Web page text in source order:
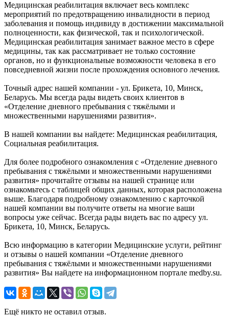
Медицинская реабилитация включает весь комплекс
мероприятий по предотвращению инвалидности в период
заболевания и помощь индивиду в достижении максимальной
полноценности, как физической, так и психологической.
Медицинская реабилитация занимает важное место в сфере
медицины, так как рассматривает не только состояние
органов, но и функциональные возможности человека в его
повседневной жизни после прохождения основного лечения.
Точный адрес нашей компании - ул. Брикета, 10, Минск,
Беларусь. Мы всегда рады видеть своих клиентов в
«Отделение дневного пребывания с тяжёлыми и
множественными нарушениями развития».
В нашей компании вы найдете: Медицинская реабилитация,
Социальная реабилитация.
Для более подробного ознакомления с «Отделение дневного
пребывания с тяжёлыми и множественными нарушениями
развития» прочитайте отзывы на нашей странице или
ознакомьтесь с таблицей общих данных, которая расположена
выше. Благодаря подробному ознакомлению с карточкой
нашей компании вы получите ответы на многие ваши
вопросы уже сейчас. Всегда рады видеть вас по адресу ул.
Брикета, 10, Минск, Беларусь.
Всю информацию в категории Медицинские услуги, рейтинг
и отзывы о нашей компании «Отделение дневного
пребывания с тяжёлыми и множественными нарушениями
развития» Вы найдете на информационном портале medby.su.
Ещё никто не оставил отзыв.